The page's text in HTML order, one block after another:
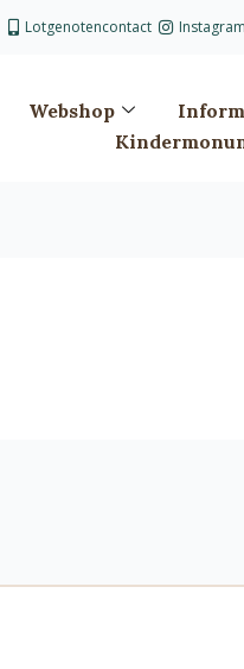
Lotgenotencontact Instagram
Webshop